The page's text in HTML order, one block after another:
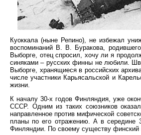
Куоккала (ныне Репино), не избежал
воспоминаний В. В. Буракова,
Выборге, отец спросил, хочу ли я
синяками – русских финны не любили.
Выборге, хранящиеся в российских
числе участники Карьясальской и
жизни.
К началу 30-х годов Финляндия, уже
СССР. Одним из таких союзников
направленное против мифической
планы по его отражению. А в середине
Финляндии. По своему существу финский